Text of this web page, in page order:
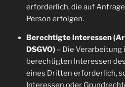
erforderlich, die auf
Person erfolgen.
Berechtigte Interessen
DSGVO)– Die Verarbeitung
berechtigten Interessen
eines Dritten erforderlich,
Interessen oder